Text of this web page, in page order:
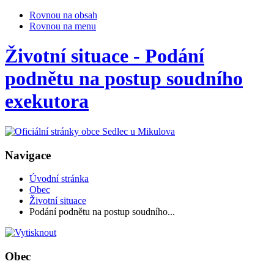
Rovnou na obsah
Rovnou na menu
Životní situace - Podání
podnětu na postup soudního
exekutora
Navigace
Úvodní stránka
Obec
Životní situace
Podání podnětu na postup soudního...
Obec